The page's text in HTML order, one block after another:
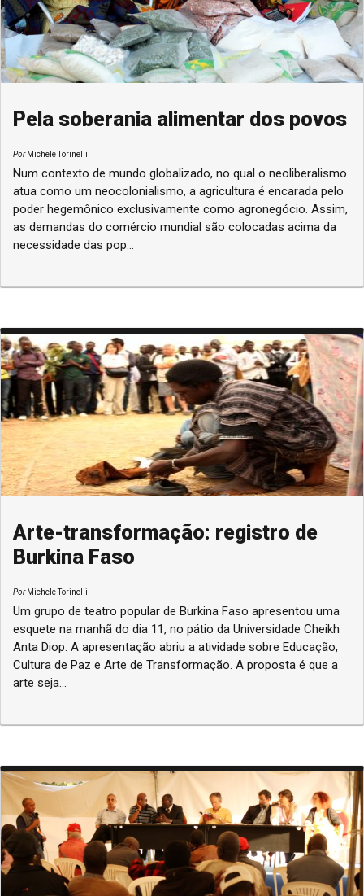
Pela soberania alimentar dos povos
PorMichele Torinelli
Num contexto de mundo globalizado, no qual o neoliberalismo
atua como um neocolonialismo, a agricultura é encarada pelo
poder hegemônico exclusivamente como agronegócio. Assim,
as demandas do comércio mundial são colocadas acima da
necessidade das pop...
Arte-transformação: registro de
Burkina Faso
PorMichele Torinelli
Um grupo de teatro popular de Burkina Faso apresentou uma
esquete na manhã do dia 11, no pátio da Universidade Cheikh
Anta Diop. A apresentação abriu a atividade sobre Educação,
Cultura de Paz e Arte de Transformação. A proposta é que a
arte seja...